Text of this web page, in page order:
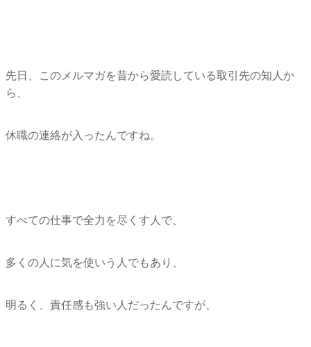
先日、このメルマガを昔から愛読している取引先の知人か
ら、
休職の連絡が入ったんですね。
すべての仕事で全力を尽くす人で、
多くの人に気を使いう人でもあり、
明るく、責任感も強い人だったんですが、